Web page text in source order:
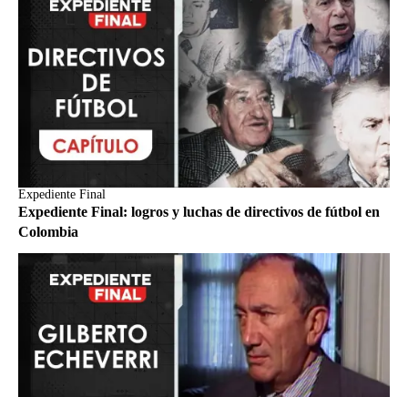
Expediente Final
Expediente Final: logros y luchas de directivos de fútbol en
Colombia